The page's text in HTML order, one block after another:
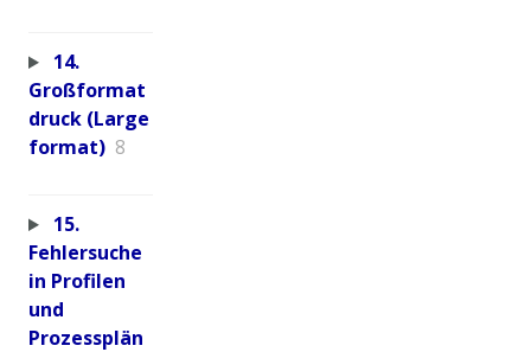
14.
Großformat
druck (Large
format) 8
15.
Fehlersuche
in Profilen
und
Prozessplän